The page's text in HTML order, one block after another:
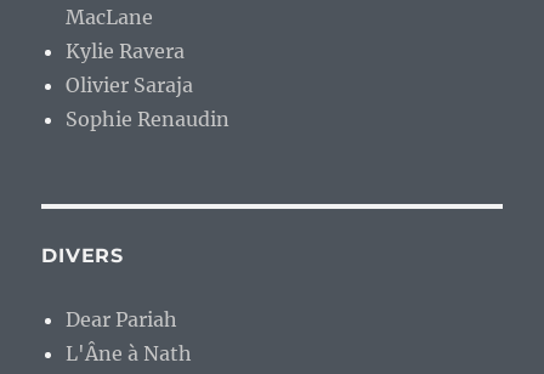
MacLane
Kylie Ravera
Olivier Saraja
Sophie Renaudin
DIVERS
Dear Pariah
L'Âne à Nath